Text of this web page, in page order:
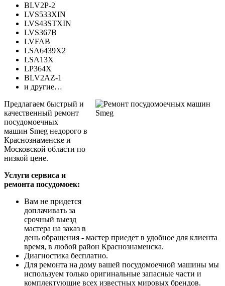
BLV2P-2
LVS533XIN
LVS43STXIN
LVS367B
LVFAB
LSA6439X2
LSA13X
LP364X
BLV2AZ-1
и другие…
Предлагаем быстрый и
качественный ремонт
посудомоечных
машин Smeg недорого в
Краснознаменске и
Московской области по
низкой цене.
Услуги сервиса и
ремонта посудомоек:
Вам не придется
доплачивать за
срочный выезд
мастера на заказ в
день обращения - мастер приедет в удобное для клиента
время, в любой район Краснознаменска.
Диагностика бесплатно.
Для ремонта на дому вашей посудомоечной машины мы
используем только оригинальные запасные части и
комплектующие всех известных мировых брендов.